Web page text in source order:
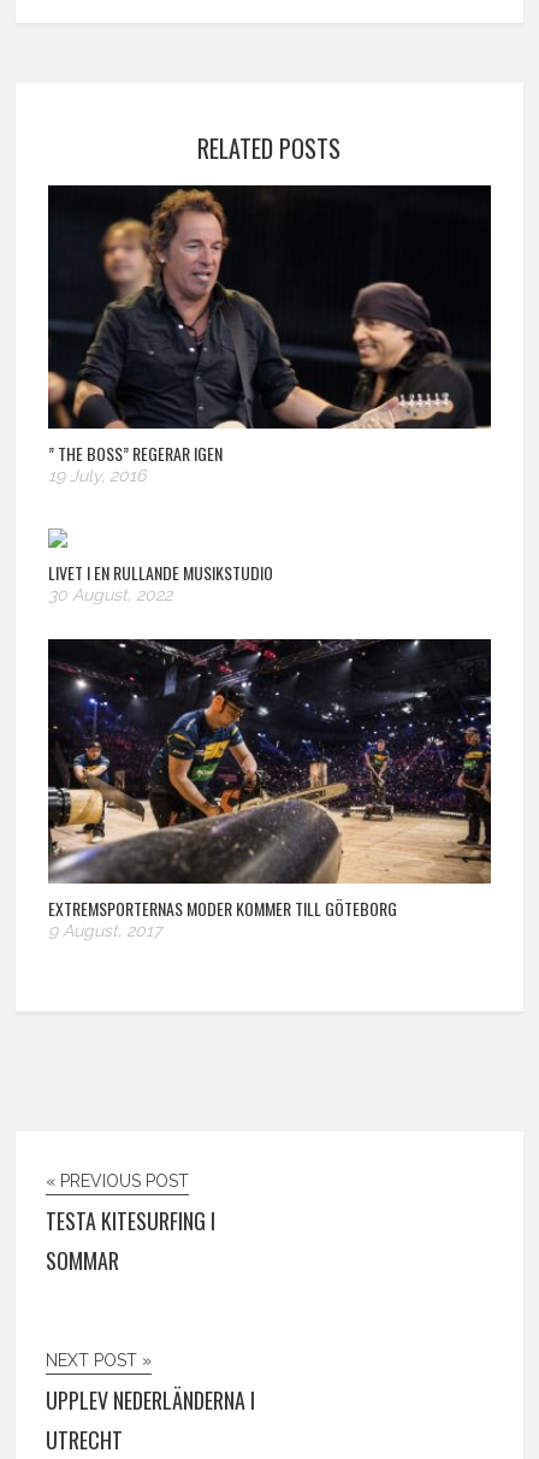
RELATED POSTS
” THE BOSS” REGERAR IGEN
19 July, 2016
LIVET I EN RULLANDE MUSIKSTUDIO
30 August, 2022
EXTREMSPORTERNAS MODER KOMMER TILL GÖTEBORG
9 August, 2017
« PREVIOUS POST
TESTA KITESURFING I
SOMMAR
NEXT POST »
UPPLEV NEDERLÄNDERNA I
UTRECHT